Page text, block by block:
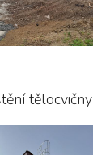
tělocvičny